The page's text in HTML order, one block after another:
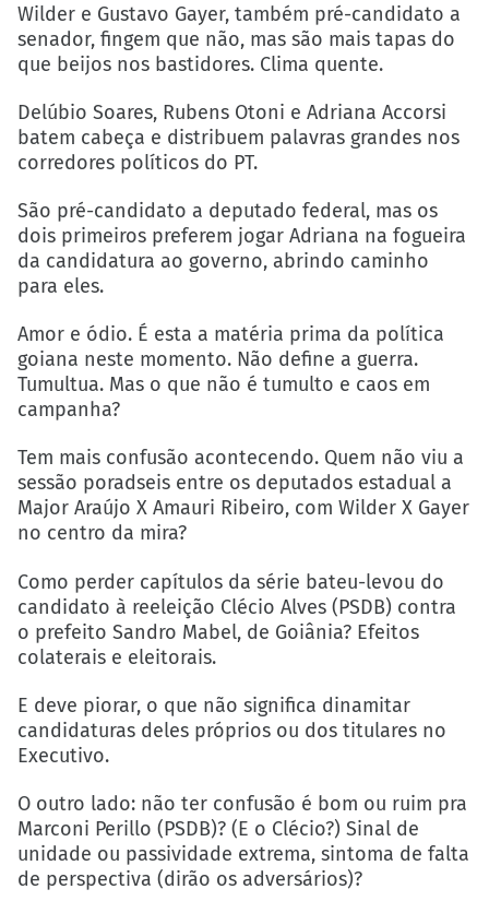
Wilder e Gustavo Gayer, também pré-candidato a
senador, fingem que não, mas são mais tapas do
que beijos nos bastidores. Clima quente.
Delúbio Soares, Rubens Otoni e Adriana Accorsi
batem cabeça e distribuem palavras grandes nos
corredores políticos do PT.
São pré-candidato a deputado federal, mas os
dois primeiros preferem jogar Adriana na fogueira
da candidatura ao governo, abrindo caminho
para eles.
Amor e ódio. É esta a matéria prima da política
goiana neste momento. Não define a guerra.
Tumultua. Mas o que não é tumulto e caos em
campanha?
Tem mais confusão acontecendo. Quem não viu a
sessão poradseis entre os deputados estadual a
Major Araújo X Amauri Ribeiro, com Wilder X Gayer
no centro da mira?
Como perder capítulos da série bateu-levou do
candidato à reeleição Clécio Alves (PSDB) contra
o prefeito Sandro Mabel, de Goiânia? Efeitos
colaterais e eleitorais.
E deve piorar, o que não significa dinamitar
candidaturas deles próprios ou dos titulares no
Executivo.
O outro lado: não ter confusão é bom ou ruim pra
Marconi Perillo (PSDB)? (E o Clécio?) Sinal de
unidade ou passividade extrema, sintoma de falta
de perspectiva (dirão os adversários)?